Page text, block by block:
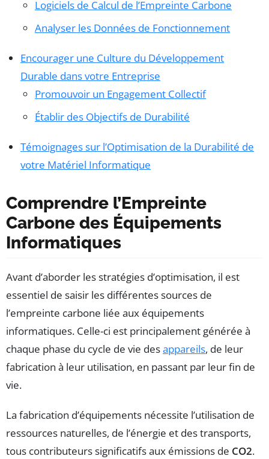
Logiciels de Calcul de l’Empreinte Carbone
Analyser les Données de Fonctionnement
Encourager une Culture du Développement
Durable dans votre Entreprise
Promouvoir un Engagement Collectif
Établir des Objectifs de Durabilité
Témoignages sur l’Optimisation de la Durabilité de
votre Matériel Informatique
Comprendre l’Empreinte
Carbone des Équipements
Informatiques
Avant d’aborder les stratégies d’optimisation, il est
essentiel de saisir les différentes sources de
l’empreinte carbone liée aux équipements
informatiques. Celle-ci est principalement générée à
chaque phase du cycle de vie desappareils, de leur
fabrication à leur utilisation, en passant par leur fin de
vie.
La fabrication d’équipements nécessite l’utilisation de
ressources naturelles, de l’énergie et des transports,
tous contributeurs significatifs aux émissions de CO2.